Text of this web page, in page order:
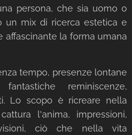
persona, che sia uomo o
un mix di ricerca estetica e
affascinante la forma umana
tempo, presenze lontane
reminiscenze,
Lo scopo è ricreare nella
l'anima, impressioni,
ciò che nella vita